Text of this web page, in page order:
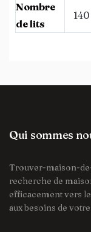
Nombre
de lits
140
Qui sommes
Trouver-maison-
recherche de
efficacement vers
aux besoins de